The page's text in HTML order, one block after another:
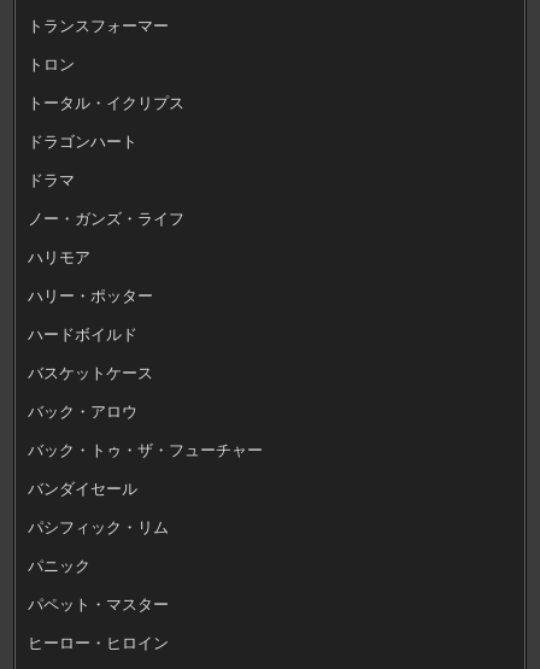
トランスフォーマー
トロン
トータル・イクリプス
ドラゴンハート
ドラマ
ノー・ガンズ・ライフ
ハリモア
ハリー・ポッター
ハードボイルド
バスケットケース
バック・アロウ
バック・トゥ・ザ・フューチャー
バンダイセール
パシフィック・リム
パニック
パペット・マスター
ヒーロー・ヒロイン